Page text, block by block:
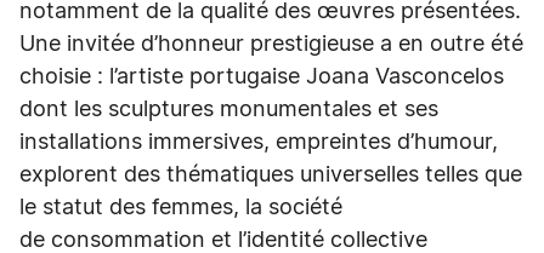
notamment de la qualité des œuvres présentées.
Une invitée d’honneur prestigieuse a en outre été
choisie : l’artiste portugaise Joana Vasconcelos
dont les sculptures monumentales et ses
installations immersives, empreintes d’humour,
explorent des thématiques universelles telles que
le statut des femmes, la société
de consommation et l’identité collective